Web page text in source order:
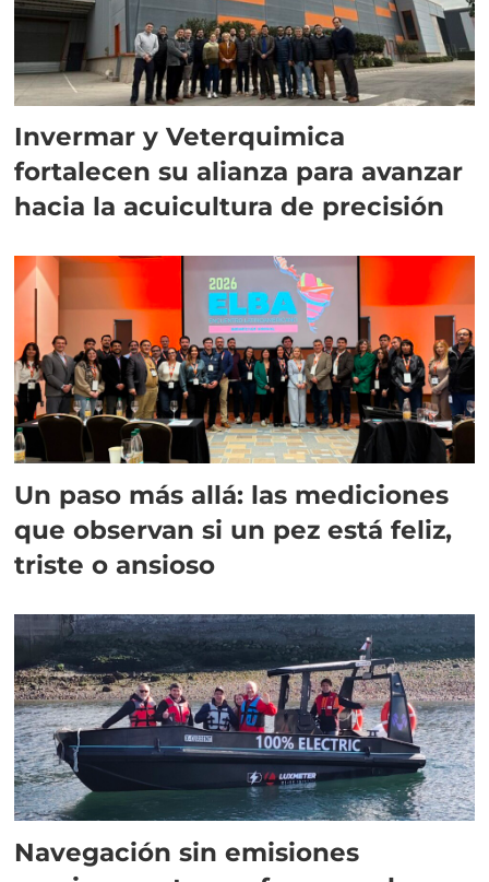
Invermar y Veterquimica
fortalecen su alianza para avanzar
hacia la acuicultura de precisión
Un paso más allá: las mediciones
que observan si un pez está feliz,
triste o ansioso
Navegación sin emisiones